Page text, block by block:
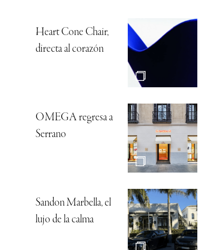
Heart Cone Chair,
directa al corazón
OMEGA regresa a
Serrano
Sandon Marbella, el
lujo de la calma